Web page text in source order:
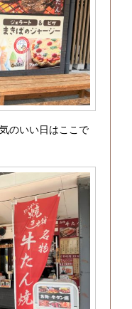
のいい日はここで